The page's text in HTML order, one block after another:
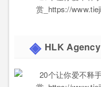
HLK Agency